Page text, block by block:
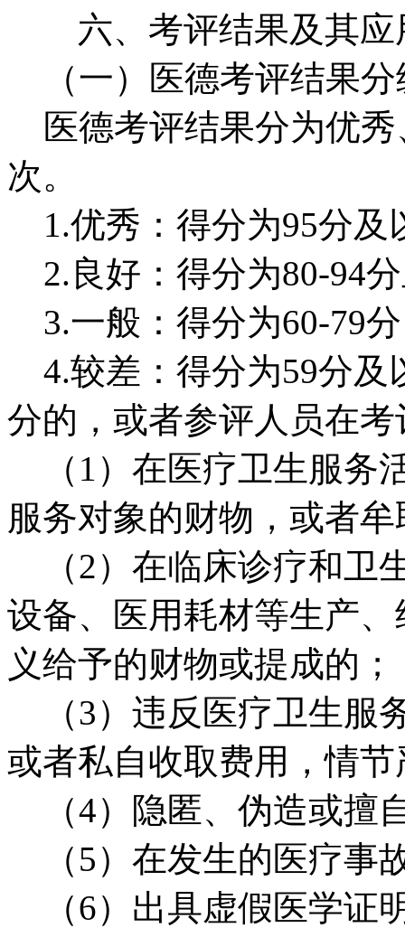
六、考评结果及其应
（一）医德考评结果分
医德考评结果分为优秀
次。
1.优秀：得分为95分及
2.良好：得分为80-94
3.一般：得分为60-79
4.较差：得分为59分及
分的，或者参评人员在
（1）在医疗卫生服务
服务对象的财物，或者
（2）在临床诊疗和卫
设备、医用耗材等生产
义给予的财物或提成的；
（3）违反医疗卫生服
或者私自收取费用，情
（4）隐匿、伪造或擅
（5）在发生的医疗事
（6）出具虚假医学证